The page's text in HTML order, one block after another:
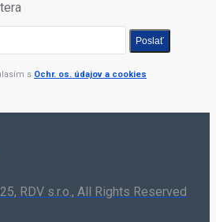
Poslať
s Ochr. os. údajov a cookies
RDV s.r.o., All Rights Reserved